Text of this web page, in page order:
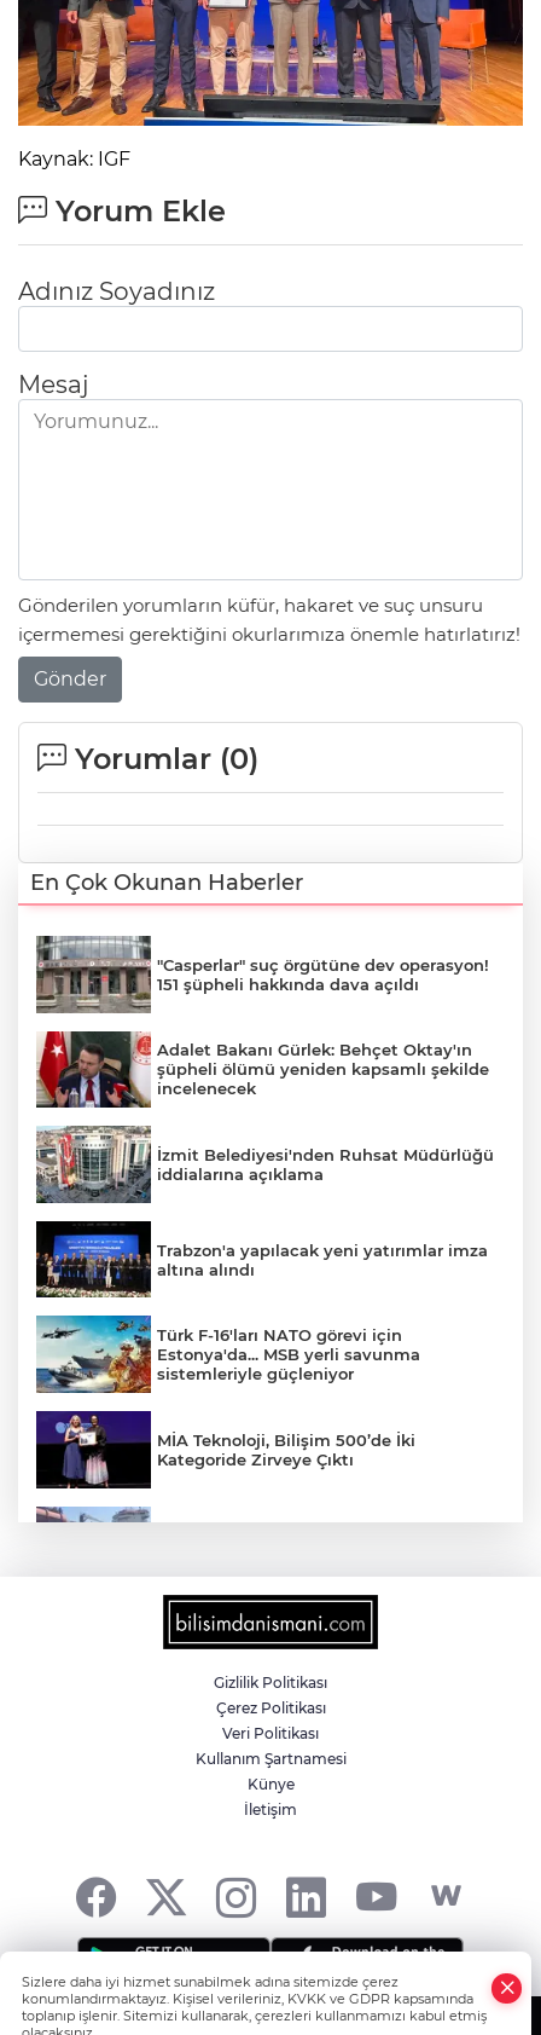
Kaynak: IGF
Yorum Ekle
Adınız Soyadınız
Mesaj
Gönderilen yorumların küfür, hakaret ve suç unsuru
içermemesi gerektiğini okurlarımıza önemle hatırlatırız!
Gönder
Yorumlar (0)
En Çok Okunan Haberler
"Casperlar" suç örgütüne dev operasyon!
151 şüpheli hakkında dava açıldı
Adalet Bakanı Gürlek: Behçet Oktay'ın
şüpheli ölümü yeniden kapsamlı şekilde
incelenecek
İzmit Belediyesi'nden Ruhsat Müdürlüğü
iddialarına açıklama
Trabzon'a yapılacak yeni yatırımlar imza
altına alındı
Türk F-16'ları NATO görevi için
Estonya'da... MSB yerli savunma
sistemleriyle güçleniyor
MİA Teknoloji, Bilişim 500’de İki
Kategoride Zirveye Çıktı
6 milyon emekliyi ilgilendiriyor... Emekli
aylığı fark ödemeleri 7 Ağustos'ta
Teröristler teslim olmaya devam ediyor...
Hudutlarda 490 kişi yakalandı
İletişim'den 'Terörsüz Türkiye' hedefli
Gizlilik Politikası
Çerez Politikası
Veri Politikası
Kullanım Şartnamesi
Künye
İletişim
Sizlere daha iyi hizmet sunabilmek adına sitemizde çerez
konumlandırmaktayız. Kişisel verileriniz, KVKK ve GDPR kapsamında
toplanıp işlenir. Sitemizi kullanarak, çerezleri kullanmamızı kabul etmiş